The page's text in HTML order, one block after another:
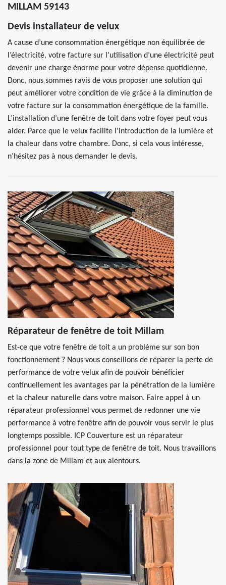
MILLAM 59143
Devis installateur de velux
A cause d’une consommation énergétique non équilibrée de
l’électricité, votre facture sur l’utilisation d’une électricité peut
devenir une charge énorme pour votre dépense quotidienne.
Donc, nous sommes ravis de vous proposer une solution qui
peut améliorer votre condition de vie grâce à la diminution de
votre facture sur la consommation énergétique de la famille.
L’installation d’une fenêtre de toit dans votre foyer peut vous
aider. Parce que le velux facilite l’introduction de la lumière et
la chaleur dans votre chambre. Donc, si cela vous intéresse,
n’hésitez pas à nous demander le devis.
Réparateur de fenêtre de toit Millam
Est-ce que votre fenêtre de toit a un problème sur son bon
fonctionnement ? Nous vous conseillons de réparer la perte de
performance de votre velux afin de pouvoir bénéficier
continuellement les avantages par la pénétration de la lumière
et la chaleur naturelle dans votre maison. Faire appel à un
réparateur professionnel vous permet de redonner une vie
performance à votre fenêtre afin de pouvoir vous servir le plus
longtemps possible. ICP Couverture est un réparateur
professionnel pour tout type de fenêtre de toit. Nous travaillons
dans la zone de Millam et aux alentours.